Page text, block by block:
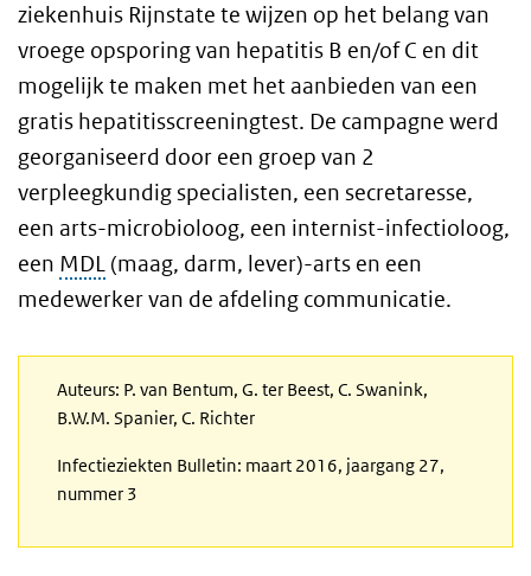
ziekenhuis Rijnstate te wijzen op het belang van
vroege opsporing van hepatitis B en/of C en dit
mogelijk te maken met het aanbieden van een
gratis hepatitisscreeningtest. De campagne werd
georganiseerd door een groep van 2
verpleegkundig specialisten, een secretaresse,
een arts-microbioloog, een internist-infectioloog,
een MDL (maag, darm, lever)-arts en een
medewerker van de afdeling communicatie.
Auteurs: P. van Bentum, G. ter Beest, C. Swanink,
B.W.M. Spanier, C. Richter
Infectieziekten Bulletin: maart 2016, jaargang 27,
nummer 3